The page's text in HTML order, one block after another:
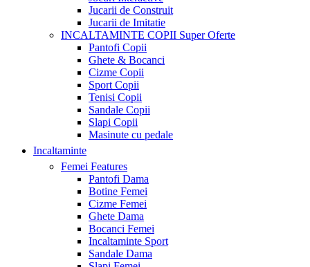
Jucarii de Construit
Jucarii de Imitatie
INCALTAMINTE COPII Super Oferte
Pantofi Copii
Ghete & Bocanci
Cizme Copii
Sport Copii
Tenisi Copii
Sandale Copii
Slapi Copii
Masinute cu pedale
Incaltaminte
Femei Features
Pantofi Dama
Botine Femei
Cizme Femei
Ghete Dama
Bocanci Femei
Incaltaminte Sport
Sandale Dama